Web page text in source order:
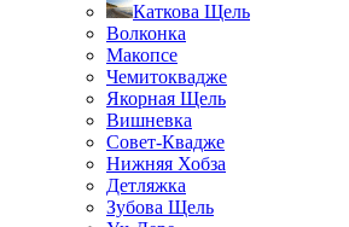
Каткова Щель
Волконка
Макопсе
Чемитоквадже
Якорная Щель
Вишневка
Совет-Квадже
Нижняя Хобза
Детляжка
Зубова Щель